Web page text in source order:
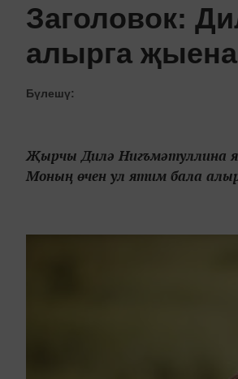
Заголовок:
алырга җыена
Бүлешү:
Җырчы Дилә Нигъмәтуллина
Моның өчен ул ятим бала